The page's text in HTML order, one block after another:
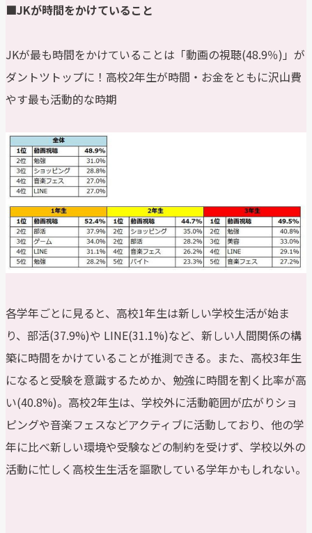
■JKが時間をかけていること
JKが最も時間をかけていることは「動画の視聴(48.9％)」が
ダントツトップに！高校2年生が時間・お金をともに沢山費
やす最も活動的な時期
各学年ごとに見ると、高校1年生は新しい学校生活が始ま
り、部活(37.9%)や LINE(31.1%)など、新しい人間関係の構
築に時間をかけていることが推測できる。また、高校3年生
になると受験を意識するためか、勉強に時間を割く比率が高
い(40.8%)。高校2年生は、学校外に活動範囲が広がりショ
ピングや音楽フェスなどアクティブに活動しており、他の学
年に比べ新しい環境や受験などの制約を受けず、学校以外の
活動に忙しく高校生生活を謳歌している学年かもしれない。